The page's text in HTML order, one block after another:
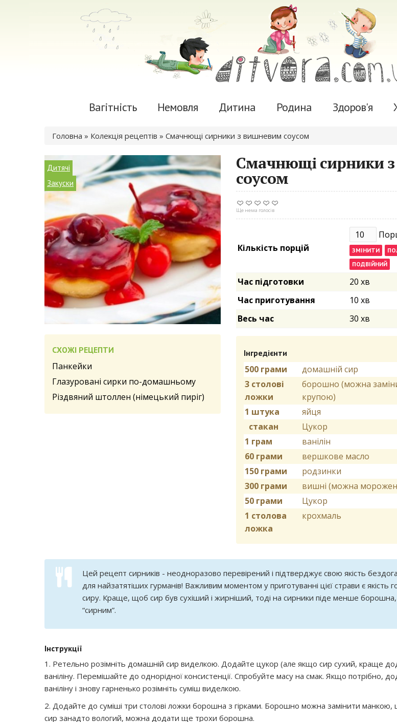
Вагітність Немовля Дитина Родина Здоров'я
Ви є тут
Головна » Колекція рецептів » Смачнющі сирники з вишневим соусом
Дитячі
Закуски
СХОЖІ РЕЦЕПТИ
Панкейки
Глазуровані сирки по-домашньому
Різдвяний штоллен (німецький пиріг)
Смачнющі сирники
соусом
Ще нема голосів
Кількість порцій
Час підготовки
20 хв
Час приготування
10 хв
Весь час
30 хв
Інгредієнти
500 грами
домашній сир
3 столові
ложки
борошно (можна
крупою)
1 штука
яйця
стакан
Цукор
1 грам
ванілін
60 грами
вершкове масло
150 грами
родзинки
300 грами
вишні (можна
50 грами
Цукор
1 столова
ложка
крохмаль
Цей рецепт сирників - неодноразово перевірений і підтверджує свою якість
для найзатятіших гурманів! Важливим моментом у приготуванні цієї страви є якість
сиру. Краще, щоб сир був сухіший і жирніший, тоді на сирники піде менше борошна,
“сирним”.
Інструкції
1. Ретельно розімніть домашній сир виделкою. Додайте цукор (але якщо сир сухий, краще
ваніліну. Перемішайте до однорідної консистенції. Спробуйте масу на смак. Якщо потрібно,
ваніліну і знову гарненько розімніть суміш виделкою.
2. Додайте до суміші три столові ложки борошна з гірками. Борошно можна замінити манкою,
сир занадто вологий, можна додати ще трохи борошна.